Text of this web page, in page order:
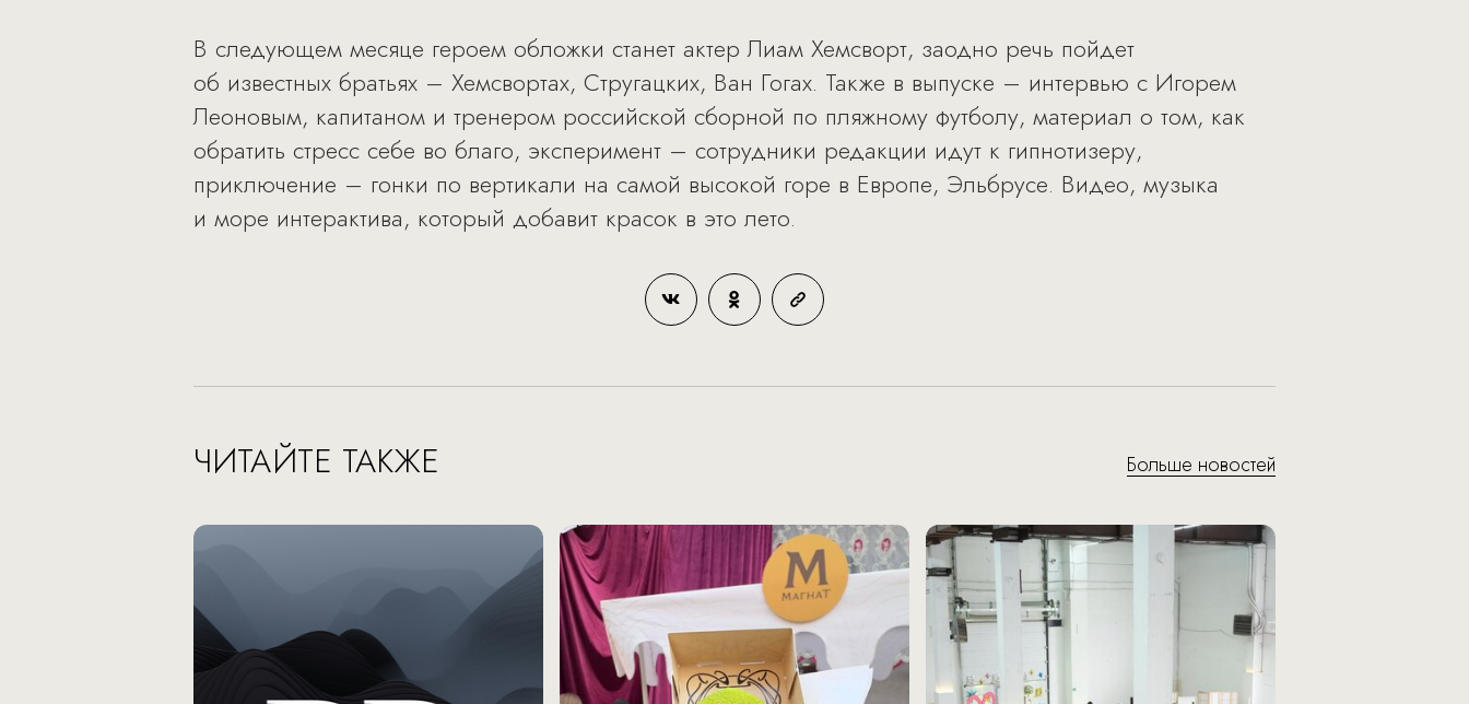
В следующем месяце героем обложки станет актер Лиам Хемсворт, заодно речь пойдет
об известных братьях – Хемсвортах, Стругацких, Ван Гогах. Также в выпуске – интервью с Игорем
Леоновым, капитаном и тренером российской сборной по пляжному футболу, материал о том, как
обратить стресс себе во благо, эксперимент – сотрудники редакции идут к гипнотизеру,
приключение – гонки по вертикали на самой высокой горе в Европе, Эльбрусе. Видео, музыка
и море интерактива, который добавит красок в это лето.
ЧИТАЙТЕ ТАКЖЕ Больше новостей